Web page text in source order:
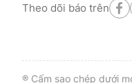
Theo dõi báo trên
® Cấm sao chép dưới